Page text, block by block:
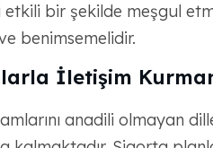
bir şekilde meşgul
benimsemelidir.
İletişim
anadili olmayan